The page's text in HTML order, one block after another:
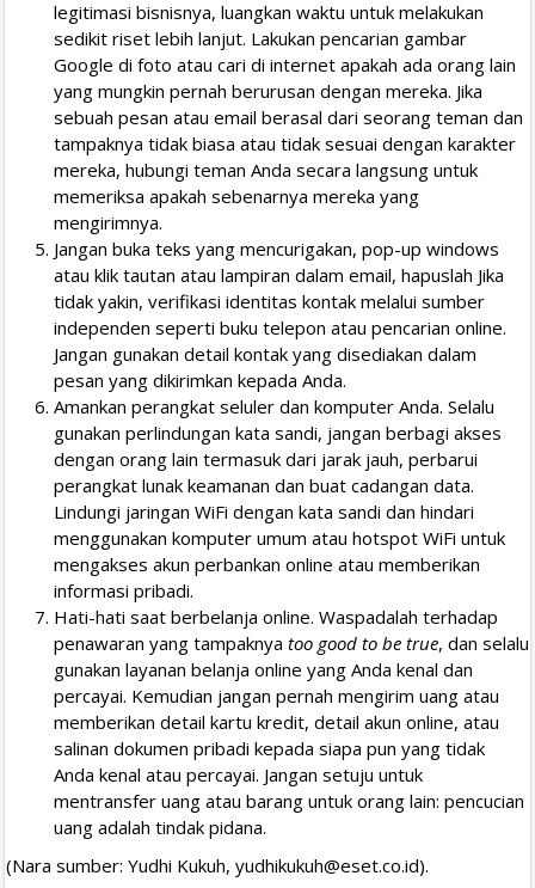
legitimasi bisnisnya, luangkan waktu untuk melakukan
sedikit riset lebih lanjut. Lakukan pencarian gambar
Google di foto atau cari di internet apakah ada orang lain
yang mungkin pernah berurusan dengan mereka. Jika
sebuah pesan atau email berasal dari seorang teman dan
tampaknya tidak biasa atau tidak sesuai dengan karakter
mereka, hubungi teman Anda secara langsung untuk
memeriksa apakah sebenarnya mereka yang
mengirimnya.
Jangan buka teks yang mencurigakan, pop-up windows
atau klik tautan atau lampiran dalam email, hapuslah Jika
tidak yakin, verifikasi identitas kontak melalui sumber
independen seperti buku telepon atau pencarian online.
Jangan gunakan detail kontak yang disediakan dalam
pesan yang dikirimkan kepada Anda.
Amankan perangkat seluler dan komputer Anda. Selalu
gunakan perlindungan kata sandi, jangan berbagi akses
dengan orang lain termasuk dari jarak jauh, perbarui
perangkat lunak keamanan dan buat cadangan data.
Lindungi jaringan WiFi dengan kata sandi dan hindari
menggunakan komputer umum atau hotspot WiFi untuk
mengakses akun perbankan online atau memberikan
informasi pribadi.
Hati-hati saat berbelanja online. Waspadalah terhadap
penawaran yang tampaknya too good to be true, dan selalu
gunakan layanan belanja online yang Anda kenal dan
percayai. Kemudian jangan pernah mengirim uang atau
memberikan detail kartu kredit, detail akun online, atau
salinan dokumen pribadi kepada siapa pun yang tidak
Anda kenal atau percayai. Jangan setuju untuk
mentransfer uang atau barang untuk orang lain: pencucian
uang adalah tindak pidana.
(Nara sumber: Yudhi Kukuh, yudhikukuh@eset.co.id).